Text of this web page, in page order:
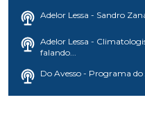
Adelor Lessa - Sandro
Adelor Lessa -
falando...
Do Avesso - Programa do